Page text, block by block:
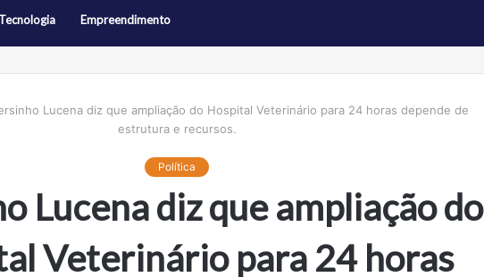
Tecnologia Empreendimento
Lucena diz que ampliação do Hospital Veterinário para 24 horas depende de
estrutura e recursos.
Política
Lucena diz que ampliação do
Veterinário para 24 horas